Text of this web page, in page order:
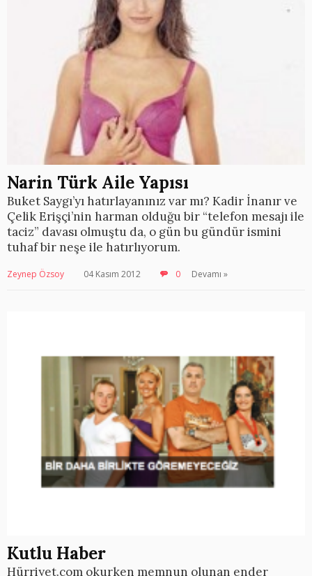
Narin Türk Aile Yapısı
Buket Saygı’yı hatırlayanınız var mı? Kadir İnanır ve
Çelik Erişçi’nin harman olduğu bir “telefon mesajı ile
taciz” davası olmuştu da, o gün bu gündür ismini
tuhaf bir neşe ile hatırlıyorum.
Zeynep Özsoy 04 Kasım 2012 0 Devamı »
Kutlu Haber
Hürriyet.com okurken memnun olunan ender